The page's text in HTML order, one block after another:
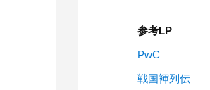
参考LP
PwC
戦国褌列伝